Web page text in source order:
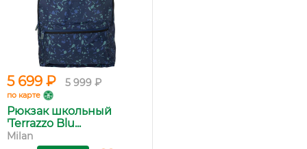
5 699 ₽ 5 999 ₽
по карте
Рюкзак школьный
'Terrazzo Blu...
Milan